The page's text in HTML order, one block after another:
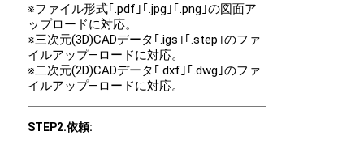
※ファイル形式｢.pdf｣｢.jpg｣｢.png｣の図面ア
ップロードに対応。
※三次元(3D)CADデータ｢.igs｣｢.step｣のファ
イルアップ―ロードに対応。
※二次元(2D)CADデータ｢.dxf｣｢.dwg｣のファ
イルアップ―ロードに対応。
STEP2.依頼: